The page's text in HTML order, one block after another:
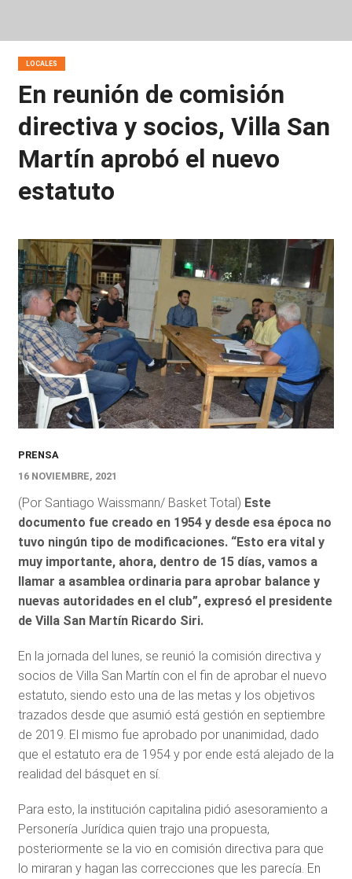
LOCALES
En reunión de comisión
directiva y socios, Villa San
Martín aprobó el nuevo
estatuto
PRENSA
16 NOVIEMBRE, 2021
(Por Santiago Waissmann/ Basket Total) Este
documento fue creado en 1954 y desde esa época no
tuvo ningún tipo de modificaciones. “Esto era vital y
muy importante, ahora, dentro de 15 días, vamos a
llamar a asamblea ordinaria para aprobar balance y
nuevas autoridades en el club”, expresó el presidente
de Villa San Martín Ricardo Siri.
En la jornada del lunes, se reunió la comisión directiva y
socios de Villa San Martín con el fin de aprobar el nuevo
estatuto, siendo esto una de las metas y los objetivos
trazados desde que asumió está gestión en septiembre
de 2019. El mismo fue aprobado por unanimidad, dado
que el estatuto era de 1954 y por ende está alejado de la
realidad del básquet en sí.
Para esto, la institución capitalina pidió asesoramiento a
Personería Jurídica quien trajo una propuesta,
posteriormente se la vio en comisión directiva para que
lo miraran y hagan las correcciones que les parecía. En